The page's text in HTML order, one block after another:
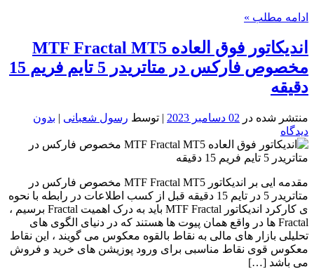
ادامه مطلب »
اندیکاتور فوق العاده MTF Fractal MT5
مخصوص فارکس در متاتریدر 5 تایم فریم 15
دقیقه
منتشر شده در 02 دسامبر 2023 | توسط رسول شعبانی | بدون
دیدگاه
مقدمه ایی بر اندیکاتور MTF Fractal MT5 مخصوص فارکس در
متاتریدر 5 در تایم 15 دقیقه قبل از کسب اطلاعات در رابطه با نحوه
ی کارکرد اندیکاتور MTF Fractal باید به درک اهمیت Fractal برسیم ،
Fractal ها در واقع همان پیوت ها هستند که در دنیای الگوی های
تحلیلی بازار های مالی به نقاط بالقوه معکوس می گویند ، این نقاط
معکوس قوی نقاط مناسبی برای ورود پوزیشن های خرید و فروش
می باشد […]